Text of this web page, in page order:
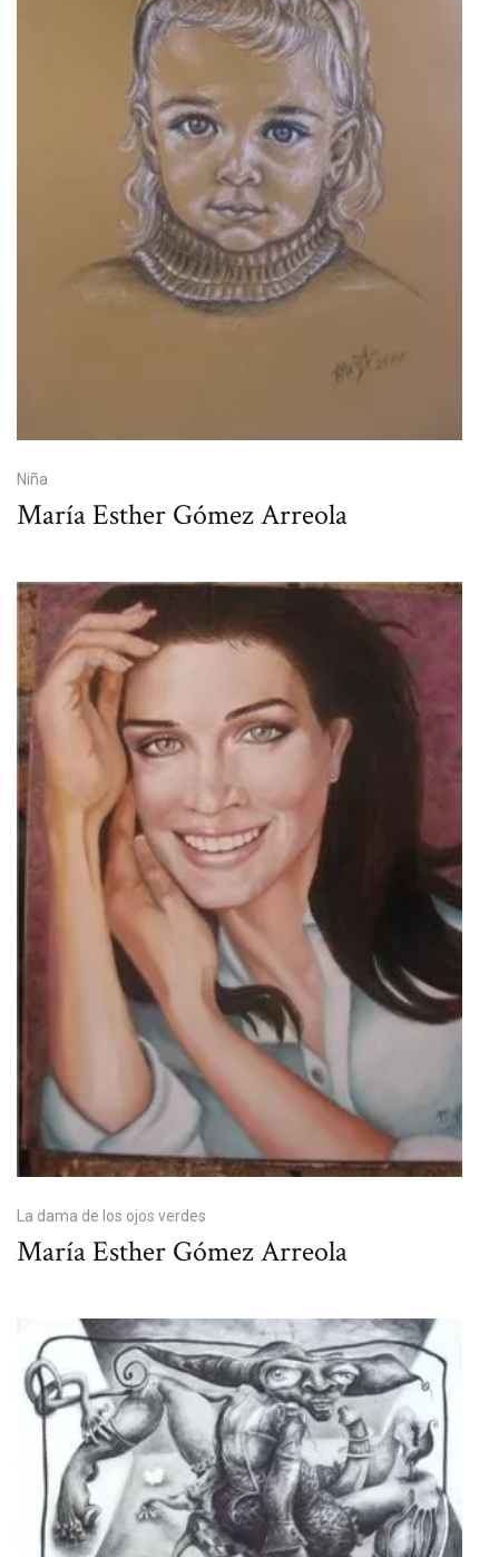
Niña
María Esther Gómez Arreola
La dama de los ojos verdes
María Esther Gómez Arreola